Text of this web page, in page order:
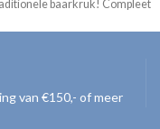
baarkruk! Compleet
inclusief draagtas, handpomp
van €150,- of meer